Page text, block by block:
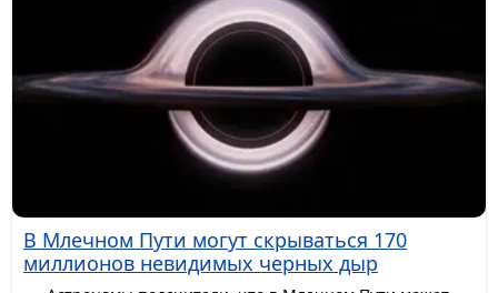
В Млечном Пути могут скрываться 170
миллионов невидимых черных дыр